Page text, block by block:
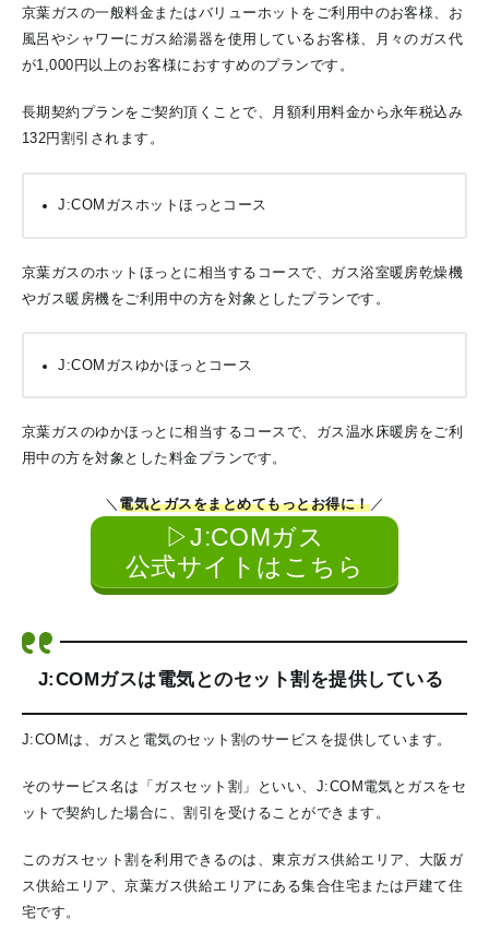
京葉ガスの一般料金またはバリューホットをご利用中のお客様、お
風呂やシャワーにガス給湯器を使用しているお客様、月々のガス代
が1,000円以上のお客様におすすめのプランです。
長期契約プランをご契約頂くことで、月額利用料金から永年税込み
132円割引されます。
J:COMガスホットほっとコース
京葉ガスのホットほっとに相当するコースで、ガス浴室暖房乾燥機
やガス暖房機をご利用中の方を対象としたプランです。
J:COMガスゆかほっとコース
京葉ガスのゆかほっとに相当するコースで、ガス温水床暖房をご利
用中の方を対象とした料金プランです。
＼電気とガスをまとめてもっとお得に！／
▷J:COMガス
公式サイトはこちら
J:COMガスは電気とのセット割を提供している
J:COMは、ガスと電気のセット割のサービスを提供しています。
そのサービス名は「ガスセット割」といい、J:COM電気とガスをセ
ットで契約した場合に、割引を受けることができます。
このガスセット割を利用できるのは、東京ガス供給エリア、大阪ガ
ス供給エリア、京葉ガス供給エリアにある集合住宅または戸建て住
宅です。